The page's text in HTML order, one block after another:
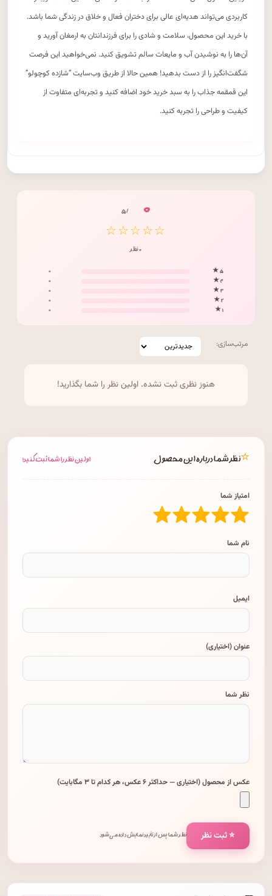
کاربردی می‌تواند هدیه‌ای عالی برای دختران فعال و خلاق در زندگی شما باشد.
با خرید این محصول، سلامت و شادی را برای فرزندانتان به ارمغان آورید و
آن‌ها را به نوشیدن آب و مایعات سالم تشویق کنید. نمی‌خواهید این فرصت
شگفت‌انگیز را از دست بدهید! همین حالا از طریق وب‌سایت “شازده کوچولو”
این قمقمه جذاب را به سبد خرید خود اضافه کنید و تجربه‌ای متفاوت از
کیفیت و طراحی را تجربه کنید.
۰ / ۵
☆☆☆☆☆
۰ نظر
۵ ★
۰
۴ ★
۰
۳ ★
۰
۲ ★
۰
۱ ★
۰
مرتب‌سازی:
هنوز نظری ثبت نشده. اولین نظر را شما بگذارید!
⭐نظر شما درباره این محصول اولین نظر را شما ثبت کنید!
امتیاز شما
نام شما
ایمیل
عنوان (اختیاری)
نظر شما
عکس از محصول (اختیاری — حداکثر ۶ عکس، هر کدام تا ۳ مگابایت)
⭐ ثبت نظر نظر شما پس از تأیید نمایش داده می‌شود.